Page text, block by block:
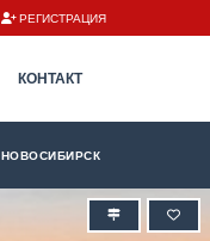
РЕГИСТРАЦИЯ
КОНТАКТ
НОВОСИБИРСК